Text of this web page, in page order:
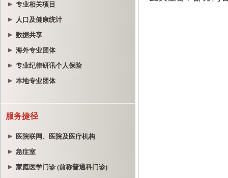
专业相关项目
人口及健康统计
数据共享
海外专业团体
专业纪律研讯个人保险
本地专业团体
服务捷径
医院联网、医院及医疗机构
急症室
家庭医学门诊 (前称普通科门诊)